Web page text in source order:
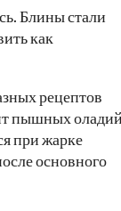
Блины стали
как
рецептов
пышных
при жарке
основного